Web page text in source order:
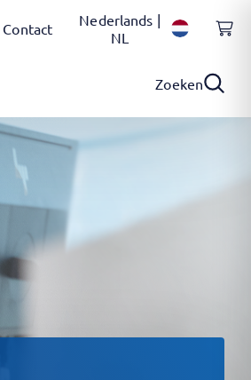
Contact
Nederlands |
NL
Zoeken